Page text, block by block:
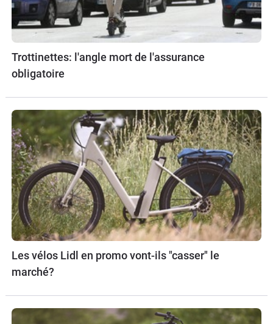
Trottinettes: l'angle mort de l'assurance
obligatoire
Les vélos Lidl en promo vont-ils "casser" le
marché?